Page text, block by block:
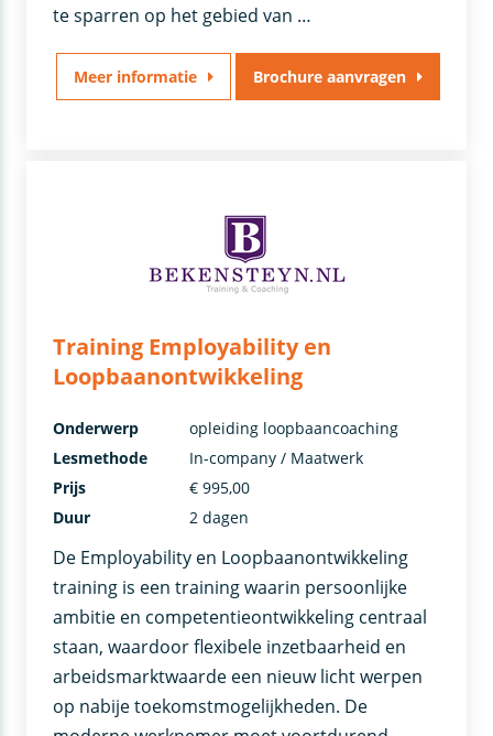
te sparren op het gebied van …
Meer informatie Brochure aanvragen
Training Employability en
Loopbaanontwikkeling
De Employability en Loopbaanontwikkeling
training is een training waarin persoonlijke
ambitie en competentieontwikkeling centraal
staan, waardoor flexibele inzetbaarheid en
arbeidsmarktwaarde een nieuw licht werpen
op nabije toekomstmogelijkheden. De
Onderwerp
opleiding loopbaancoaching
Lesmethode
In-company / Maatwerk
Prijs
€ 995,00
Duur
2 dagen